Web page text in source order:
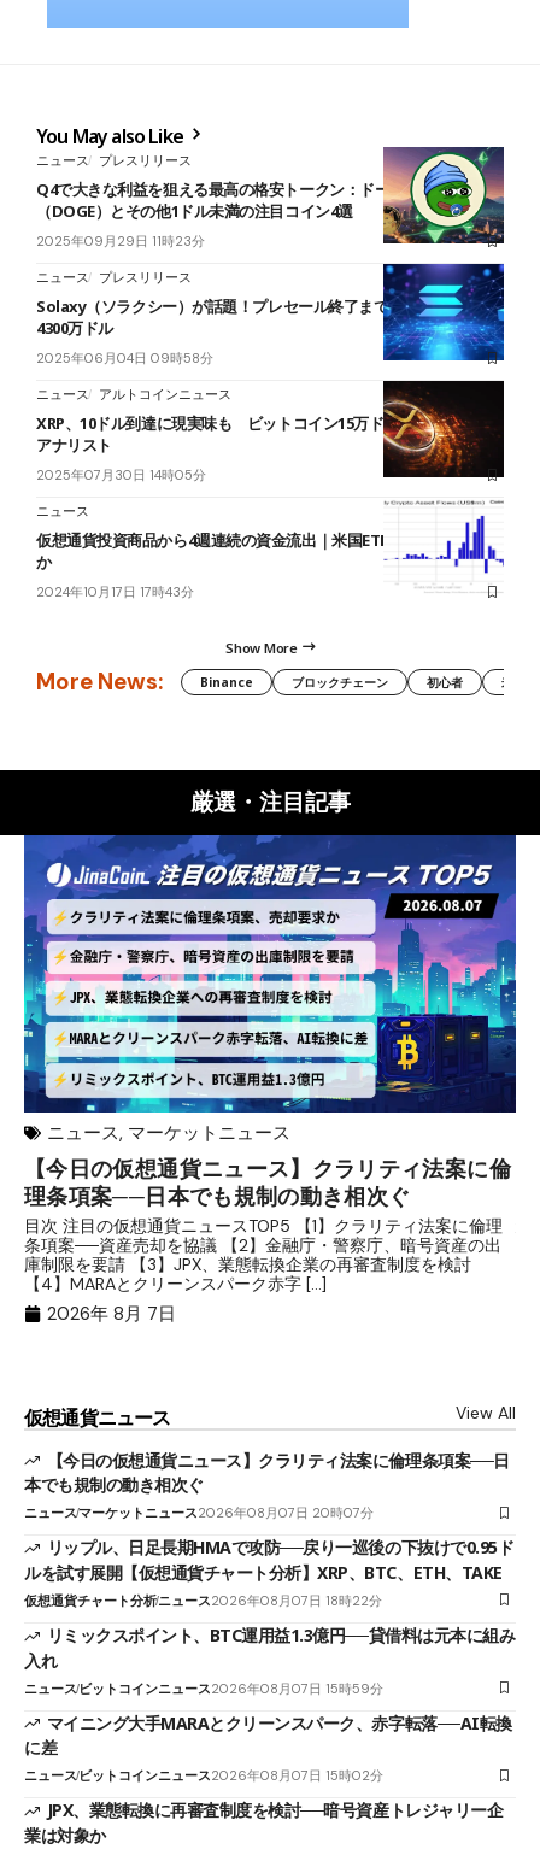
You May also Like
ニュース プレスリリース
Q4で大きな利益を狙える最高の格安トークン：ドージコイン
（DOGE）とその他1ドル未満の注目コイン4選
2025年09月29日 11時23分
ニュース プレスリリース
Solaxy（ソラクシー）が話題！プレセール終了まで14日、調達額
4300万ドル
2025年06月04日 09時58分
ニュース アルトコインニュース
XRP、10ドル到達に現実味も ビットコイン15万ドルが条件＝著名
アナリスト
2025年07月30日 14時05分
ニュース
仮想通貨投資商品から4週連続の資金流出｜米国ETFに自動売り注文
か
2024年10月17日 17時43分
Show More
More News: Binance ブロックチェーン 初心者 米国
厳選・注目記事
ニュース, マーケットニュース
【今日の仮想通貨ニュース】クラリティ法案に倫
理条項案──日本でも規制の動き相次ぐ
目次 注目の仮想通貨ニュースTOP5 【1】クラリティ法案に倫理
条項案──資産売却を協議 【2】金融庁・警察庁、暗号資産の出
庫制限を要請 【3】JPX、業態転換企業の再審査制度を検討
【4】MARAとクリーンスパーク赤字 […]
2026年 8月 7日
仮想通貨ニュース View All
【今日の仮想通貨ニュース】クラリティ法案に倫理条項案──日
本でも規制の動き相次ぐ
ニュースマーケットニュース2026年08月07日 20時07分
リップル、日足長期HMAで攻防──戻り一巡後の下抜けで0.95ド
ルを試す展開【仮想通貨チャート分析】XRP、BTC、ETH、TAKE
仮想通貨チャート分析ニュース2026年08月07日 18時22分
リミックスポイント、BTC運用益1.3億円──貸借料は元本に組み
入れ
ニュースビットコインニュース2026年08月07日 15時59分
マイニング大手MARAとクリーンスパーク、赤字転落──AI転換
に差
ニュースビットコインニュース2026年08月07日 15時02分
JPX、業態転換に再審査制度を検討──暗号資産トレジャリー企
業は対象か